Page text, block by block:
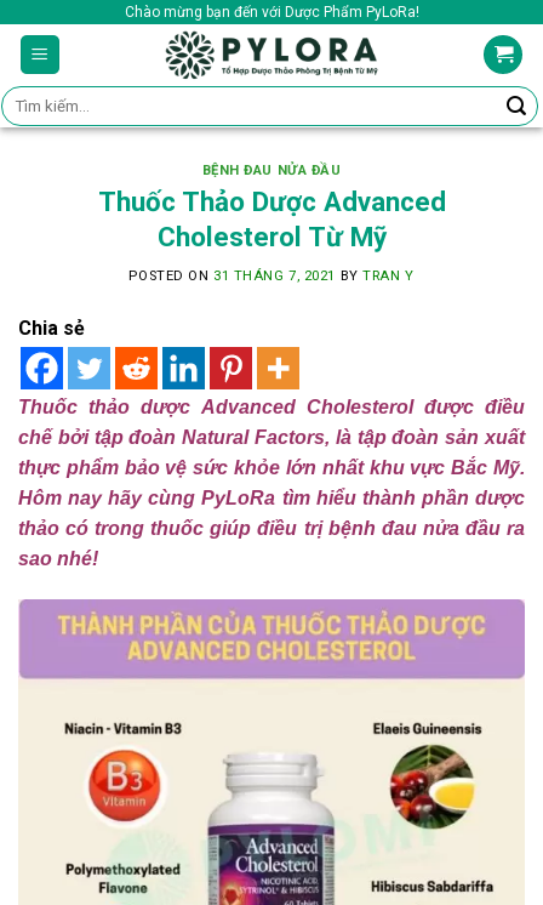
content
Chào mừng bạn đến với Dược Phẩm PyLoRa!
Tìm
kiếm:
BỆNH ĐAU NỬA ĐẦU
Thuốc Thảo Dược Advanced
Cholesterol Từ Mỹ
POSTED ON 31 THÁNG 7, 2021 BYTRAN Y
Chia sẻ
Thuốc thảo dược Advanced Cholesterol được điều
chế bởi tập đoàn Natural Factors, là tập đoàn sản xuất
thực phẩm bảo vệ sức khỏe lớn nhất khu vực Bắc Mỹ.
Hôm nay hãy cùng PyLoRa tìm hiểu thành phần dược
thảo có trong thuốc giúp điều trị bệnh đau nửa đầu ra
sao nhé!